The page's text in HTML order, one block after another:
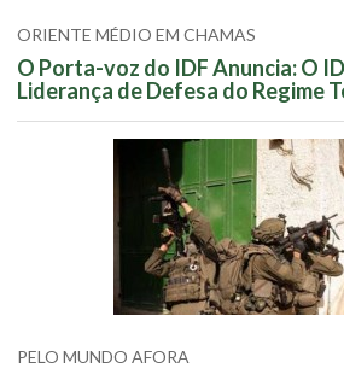
ORIENTE MÉDIO EM CHAMAS
O Porta-voz do IDF Anuncia: O
Liderança de Defesa do Regime
PELO MUNDO AFORA